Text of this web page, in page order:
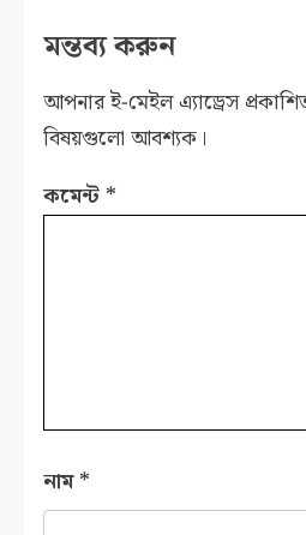
মন্তব্য করুন
আপনার ই-মেইল এ্যাড্রেস
বিষয়গুলো আবশ্যক।
কমেন্ট *
নাম*